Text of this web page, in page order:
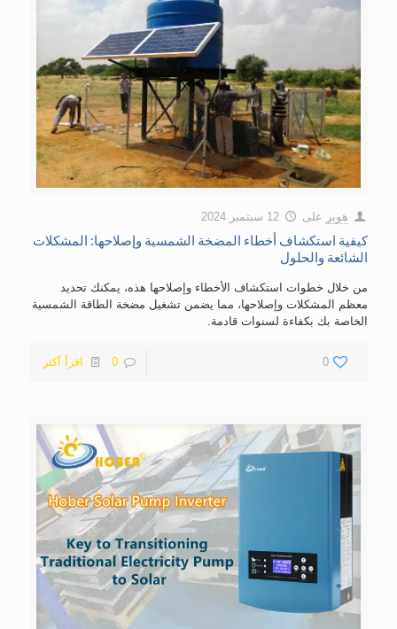
هوبر على 12 سبتمبر 2024
كيفية استكشاف أخطاء المضخة الشمسية وإصلاحها: المشكلات
الشائعة والحلول
من خلال خطوات استكشاف الأخطاء وإصلاحها هذه، يمكنك تحديد
معظم المشكلات وإصلاحها، مما يضمن تشغيل مضخة الطاقة الشمسية
الخاصة بك بكفاءة لسنوات قادمة.
0
0 اقرأ أكثر